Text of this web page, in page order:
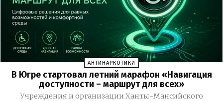
АНТИНАРКОТИКИ
В Югре стартовал летний марафон «Навигация
доступности – маршрут для всех»
Учреждения и организации Ханты-Мансийского